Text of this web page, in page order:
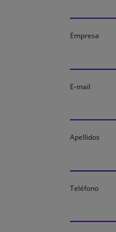
Empresa
E-mail
Apellidos
Teléfono